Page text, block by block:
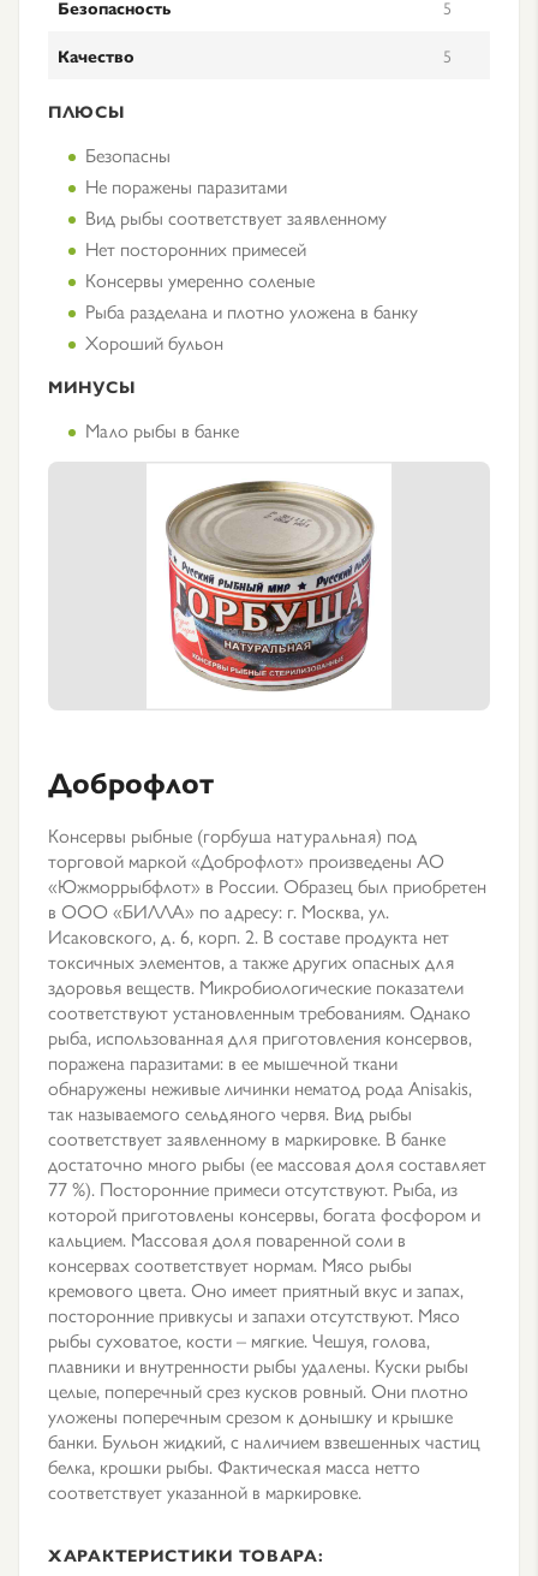
Безопасность
5
Качество
5
ПЛЮСЫ
Безопасны
Не поражены паразитами
Вид рыбы соответствует заявленному
Нет посторонних примесей
Консервы умеренно соленые
Рыба разделана и плотно уложена в банку
Хороший бульон
МИНУСЫ
Мало рыбы в банке
Доброфлот
Консервы рыбные (горбуша натуральная) под
торговой маркой «Доброфлот» произведены АО
«Южморрыбфлот» в России. Образец был приобретен
в ООО «БИЛЛА» по адресу: г. Москва, ул.
Исаковского, д. 6, корп. 2. В составе продукта нет
токсичных элементов, а также других опасных для
здоровья веществ. Микробиологические показатели
соответствуют установленным требованиям. Однако
рыба, использованная для приготовления консервов,
поражена паразитами: в ее мышечной ткани
обнаружены неживые личинки нематод рода Anisakis,
так называемого сельдяного червя. Вид рыбы
соответствует заявленному в маркировке. В банке
достаточно много рыбы (ее массовая доля составляет
77 %). Посторонние примеси отсутствуют. Рыба, из
которой приготовлены консервы, богата фосфором и
кальцием. Массовая доля поваренной соли в
консервах соответствует нормам. Мясо рыбы
кремового цвета. Оно имеет приятный вкус и запах,
посторонние привкусы и запахи отсутствуют. Мясо
рыбы суховатое, кости – мягкие. Чешуя, голова,
плавники и внутренности рыбы удалены. Куски рыбы
целые, поперечный срез кусков ровный. Они плотно
уложены поперечным срезом к донышку и крышке
банки. Бульон жидкий, с наличием взвешенных частиц
белка, крошки рыбы. Фактическая масса нетто
соответствует указанной в маркировке.
ХАРАКТЕРИСТИКИ ТОВАРА: